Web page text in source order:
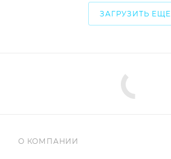
ЗАГРУЗИТЬ ЕЩЕ
О КОМПАНИИ